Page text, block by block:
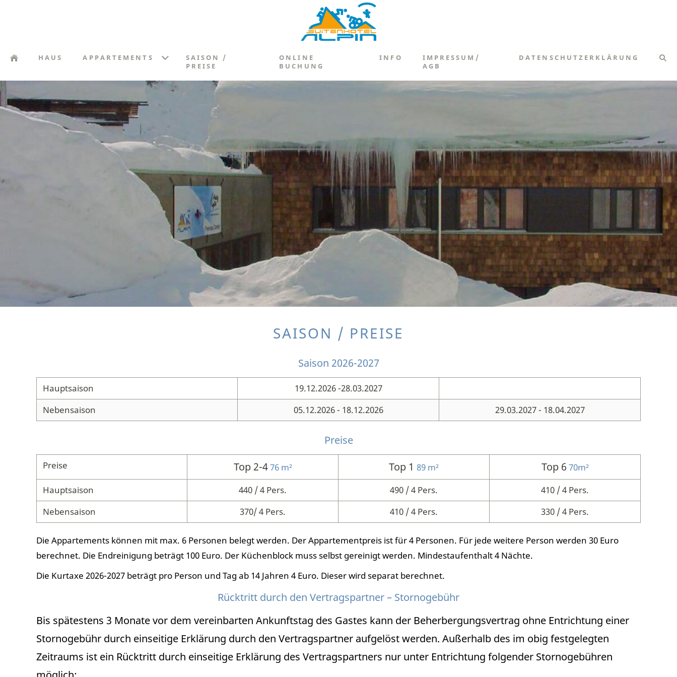
HAUS APPARTEMENTS
SAISON /
PREISE
ONLINE
BUCHUNG
INFO
IMPRESSUM/
AGB
DATENSCHUTZERKLÄRUNG
SAISON / PREISE
Saison 2026-2027
Hauptsaison
19.12.2026 -28.03.2027
Nebensaison
05.12.2026 - 18.12.2026 29.03.2027 - 18.04.2027
Preise
Preise Top 2-476 m² Top 1 89 m² Top 6 70m²
Hauptsaison
440 / 4 Pers. 490 / 4 Pers.
410 / 4 Pers.
Nebensaison
370/ 4 Pers. 410 / 4 Pers. 330 / 4 Pers.
Die Appartements können mit max. 6 Personen belegt werden. Der Appartementpreis ist für 4 Personen. Für jede weitere Person werden 30 Euro
berechnet. Die Endreinigung beträgt 100 Euro. Der Küchenblock muss selbst gereinigt werden. Mindestaufenthalt 4 Nächte.
Die Kurtaxe 2026-2027 beträgt pro Person und Tag ab 14 Jahren 4 Euro. Dieser wird separat berechnet.
Rücktritt durch den Vertragspartner – Stornogebühr
Bis spätestens 3 Monate vor dem vereinbarten Ankunftstag des Gastes kann der Beherbergungsvertrag ohne Entrichtung einer
Stornogebühr durch einseitige Erklärung durch den Vertragspartner aufgelöst werden. Außerhalb des im obig festgelegten
Zeitraums ist ein Rücktritt durch einseitige Erklärung des Vertragspartners nur unter Entrichtung folgender Stornogebühren